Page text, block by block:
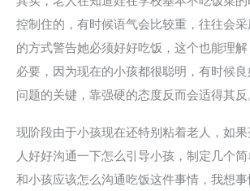
控制住的，有时候语气会比较重，往往会
的方式警告她必须好好吃饭，这个也能理
必要，因为现在的小孩都很聪明，有时候
问题的关键，靠强硬的态度反而会适得其反
现阶段由于小孩现在还特别粘着老人，如
人好好沟通一下怎么引导小孩，制定几个简
和小孩应该怎么沟通吃饭这件事情，我想